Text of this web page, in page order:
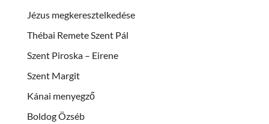
Jézus megkeresztelkedése
Thébai Remete Szent Pál
Szent Piroska – Eirene
Szent Margit
Kánai menyegző
Boldog Özséb